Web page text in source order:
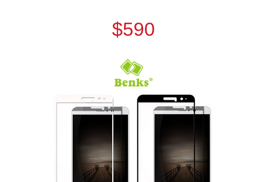
$590